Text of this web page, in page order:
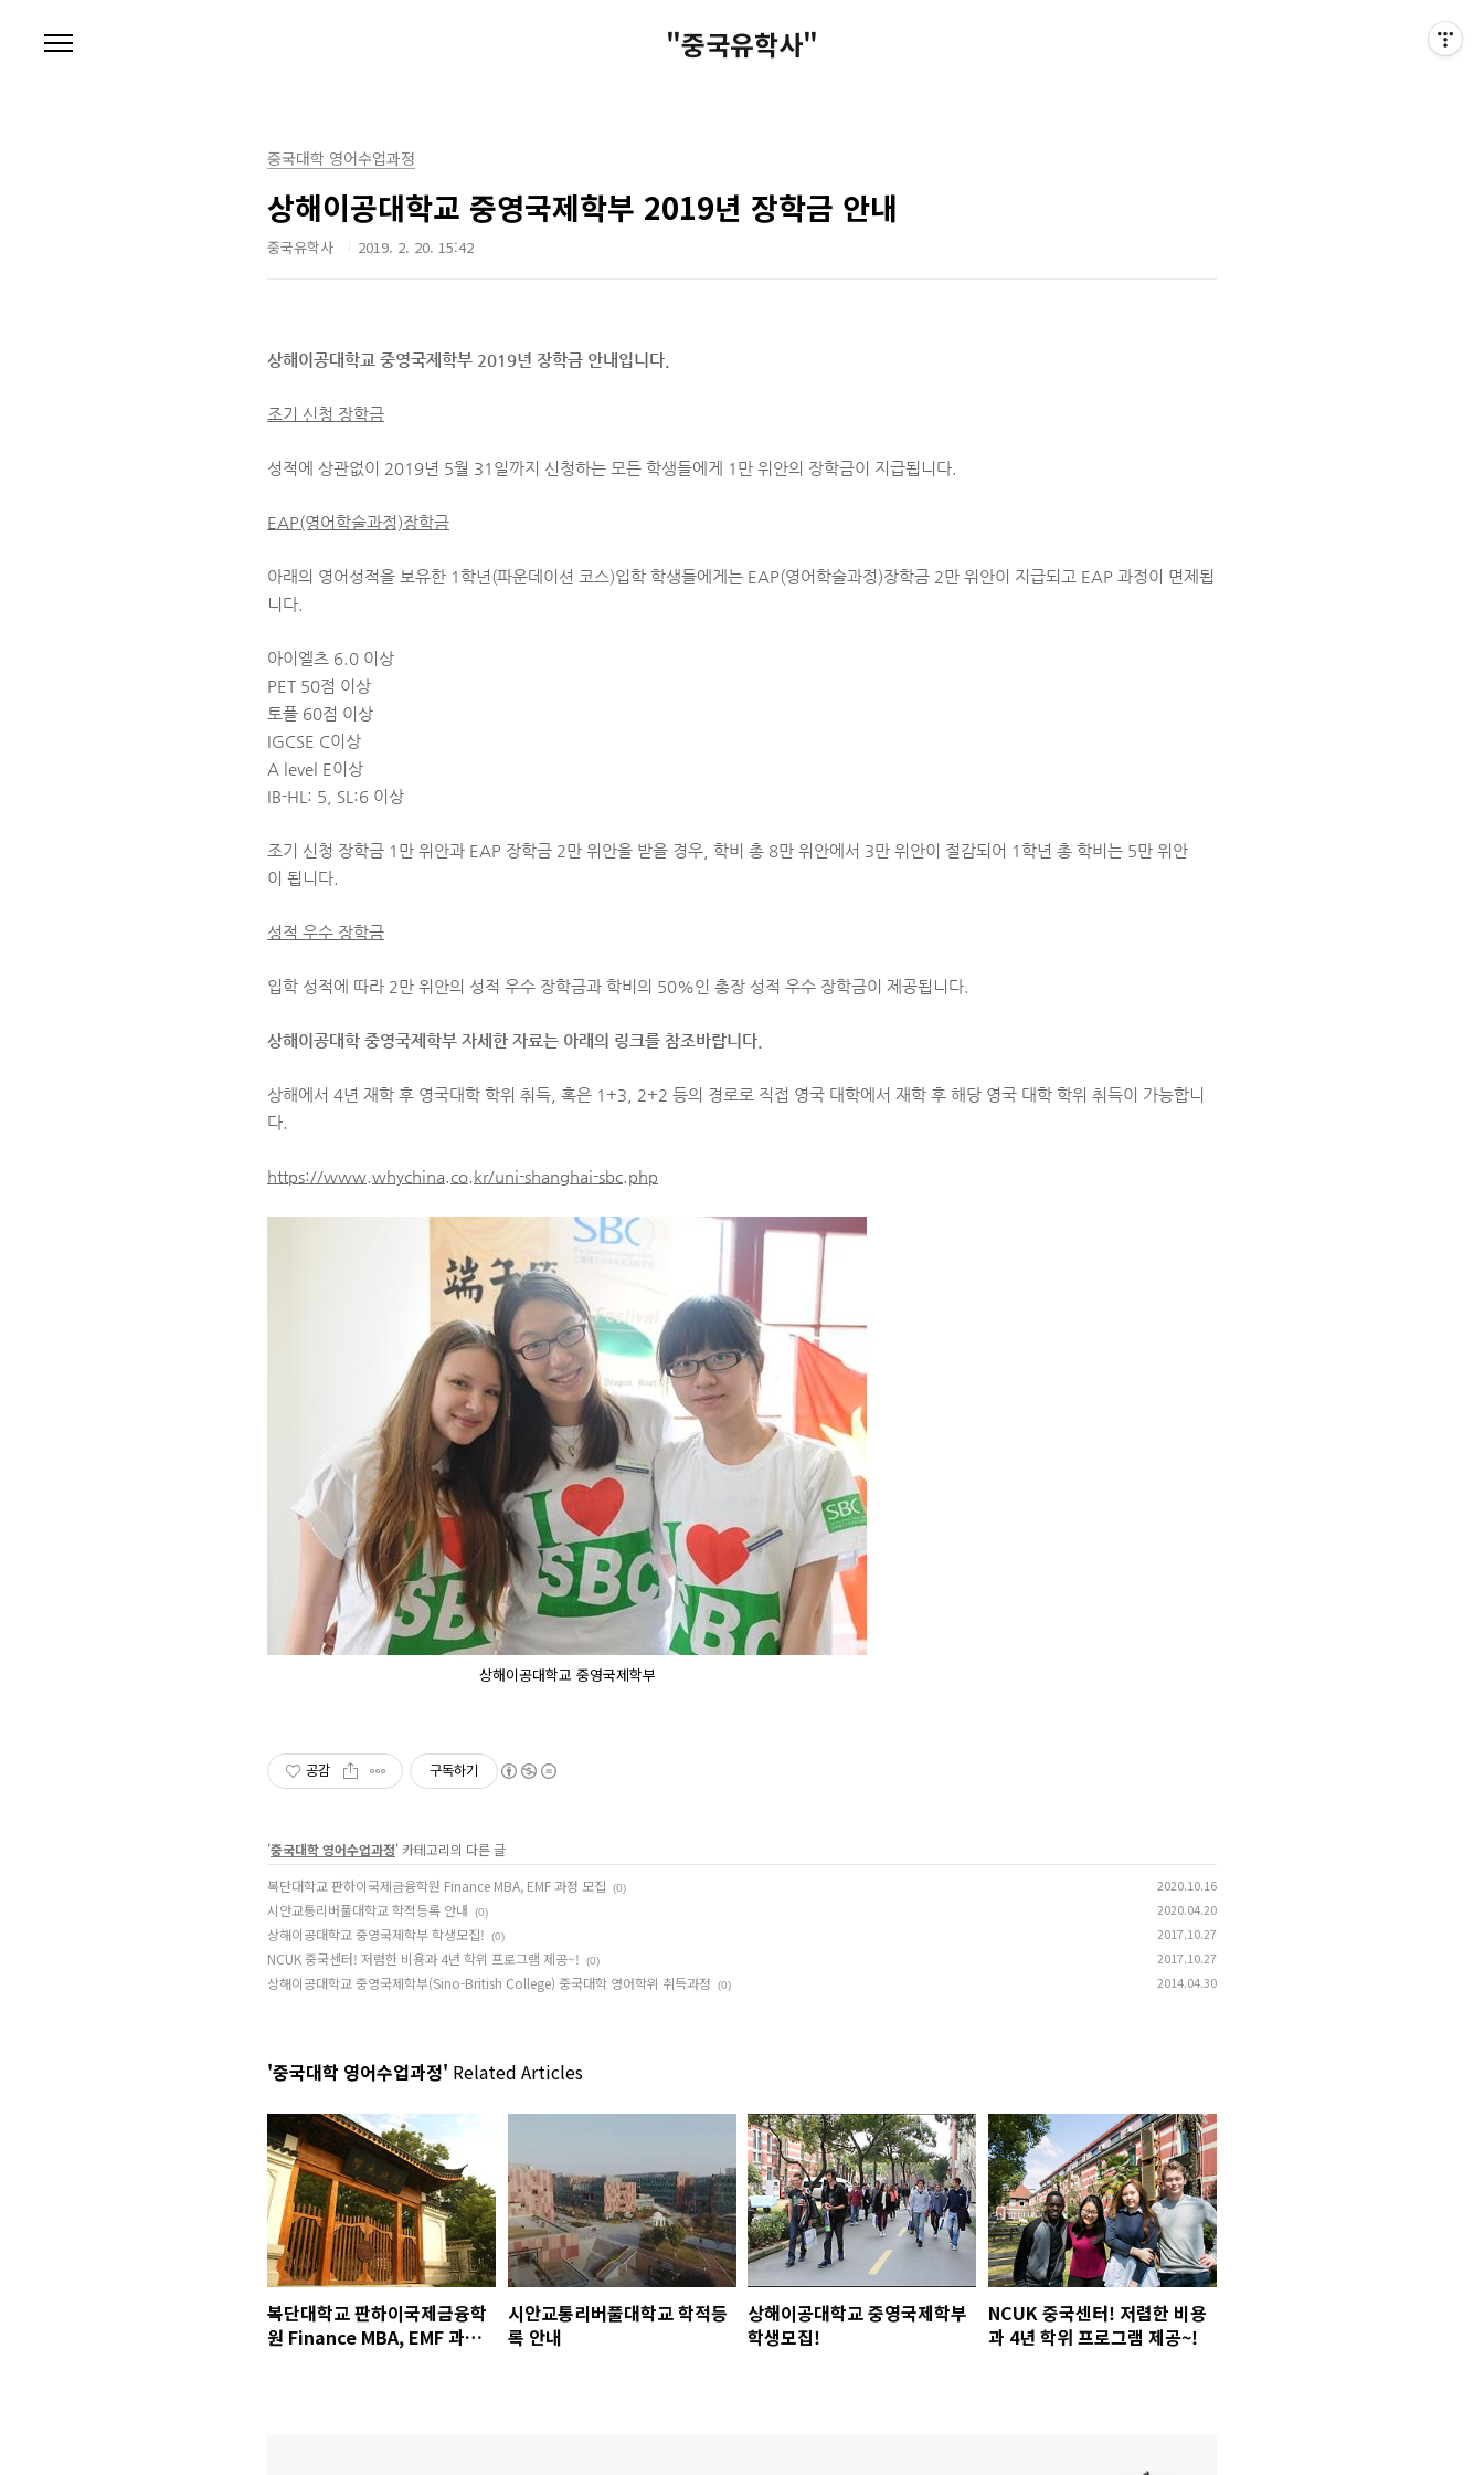
"중국유학사"
중국대학 영어수업과정
상해이공대학교 중영국제학부 2019년 장학금 안내
중국유학사 2019. 2. 20. 15:42
상해이공대학교 중영국제학부 2019년 장학금 안내입니다.
조기 신청 장학금
성적에 상관없이 2019년 5월 31일까지 신청하는 모든 학생들에게 1만 위안의 장학금이 지급됩니다.
EAP(영어학술과정)장학금
아래의 영어성적을 보유한 1학년(파운데이션 코스)입학 학생들에게는 EAP(영어학술과정)장학금 2만 위안이 지급되고 EAP 과정이 면제됩
니다.
아이엘츠 6.0 이상
PET 50점 이상
토플 60점 이상
IGCSE C이상
A level E이상
IB-HL: 5, SL:6 이상
조기 신청 장학금 1만 위안과 EAP 장학금 2만 위안을 받을 경우, 학비 총 8만 위안에서 3만 위안이 절감되어 1학년 총 학비는 5만 위안
이 됩니다.
성적 우수 장학금
입학 성적에 따라 2만 위안의 성적 우수 장학금과 학비의 50%인 총장 성적 우수 장학금이 제공됩니다.
상해이공대학 중영국제학부 자세한 자료는 아래의 링크를 참조바랍니다.
상해에서 4년 재학 후 영국대학 학위 취득, 혹은 1+3, 2+2 등의 경로로 직접 영국 대학에서 재학 후 해당 영국 대학 학위 취득이 가능합니
다.
https://www.whychina.co.kr/uni-shanghai-sbc.php
상해이공대학교 중영국제학부
공감 구독하기
'중국대학 영어수업과정' 카테고리의 다른 글
복단대학교 판하이국제금융학원 Finance MBA, EMF 과정 모집
(0) 2020.10.16
시안교통리버풀대학교 학적등록 안내 (0) 2020.04.20
상해이공대학교 중영국제학부 학생모집! (0) 2017.10.27
NCUK 중국센터! 저렴한 비용과 4년 학위 프로그램 제공~! (0) 2017.10.27
상해이공대학교 중영국제학부(Sino-British College) 중국대학 영어학위 취득과정 (0) 2014.04.30
'중국대학 영어수업과정' Related Articles
복단대학교 판하이국제금융학
원 Finance MBA, EMF 과정
시안교통리버풀대학교 학적등
록 안내
상해이공대학교 중영국제학부
학생모집!
NCUK 중국센터! 저렴한 비용
과 4년 학위 프로그램 제공~!